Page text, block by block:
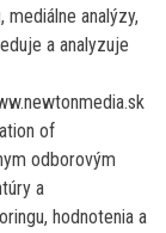
analýzy,
a analyzuje
of
odborovým
a
hodnotenia a